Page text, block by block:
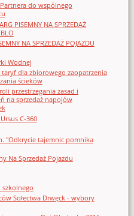
do wspólnego
PISEMNY NA SPRZEDAŻ
NA SPRZEDAŻ POJAZDU
Wodnej
dla zbiorowego zaopatrzenia
ścieków
przestrzegania zasad i
na sprzedaż napojów
C-360
"Odkrycie tajemnic pomnika
Na Sprzedaż Pojazdu
Sołectwa Drwęck - wybory